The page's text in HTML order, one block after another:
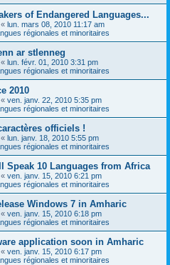
of Endangered Languages...
« lun. mars 08, 2010 11:17 am
régionales et minoritaires
ar stlenneg
« lun. févr. 01, 2010 3:31 pm
régionales et minoritaires
2010
« ven. janv. 22, 2010 5:35 pm
régionales et minoritaires
officiels !
« lun. janv. 18, 2010 5:55 pm
régionales et minoritaires
Speak 10 Languages from Africa
« ven. janv. 15, 2010 6:21 pm
régionales et minoritaires
Windows 7 in Amharic
« ven. janv. 15, 2010 6:18 pm
régionales et minoritaires
application soon in Amharic
« ven. janv. 15, 2010 6:17 pm
régionales et minoritaires